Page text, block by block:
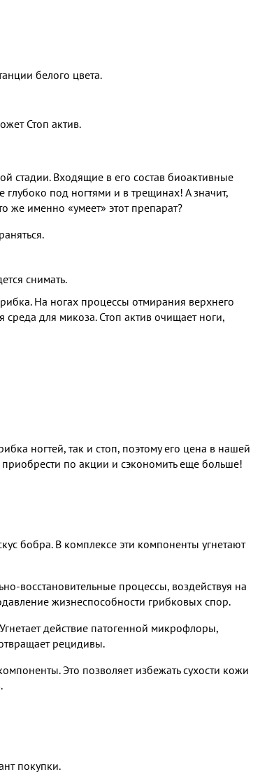
белого цвета.
Стоп актив.
стадии. Входящие в его состав биоактивные
под ногтями и в трещинах! А значит,
же именно «умеет» этот препарат?
снимать.
На ногах процессы отмирания верхнего
для микоза. Стоп актив очищает ноги,
ногтей, так и стоп, поэтому его цена в нашей
по акции и сэкономить еще больше!
бобра. В комплексе эти компоненты угнетают
восстановительные процессы, воздействуя на
жизнеспособности грибковых спор.
действие патогенной микрофлоры,
рецидивы.
Это позволяет избежать сухости кожи
покупки.